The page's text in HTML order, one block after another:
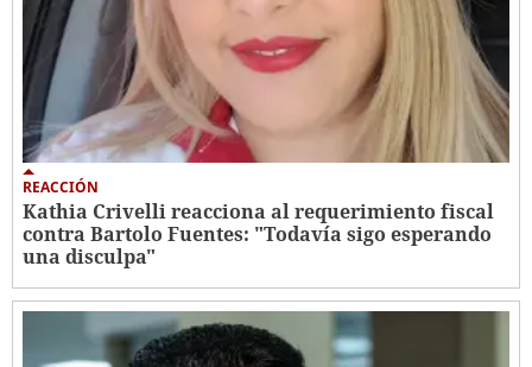
REACCIÓN
Kathia Crivelli reacciona al requerimiento fiscal
contra Bartolo Fuentes: "Todavía sigo esperando
una disculpa"